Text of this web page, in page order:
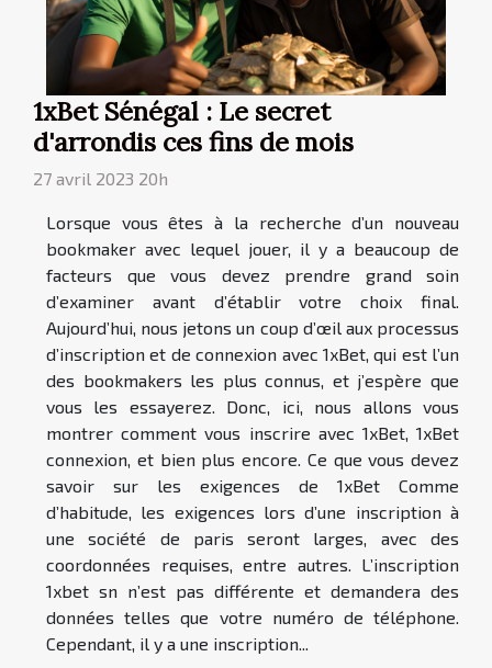
1xBet Sénégal : Le secret
d'arrondis ces fins de mois
27 avril 2023 20h
Lorsque vous êtes à la recherche d’un nouveau
bookmaker avec lequel jouer, il y a beaucoup de
facteurs que vous devez prendre grand soin
d’examiner avant d’établir votre choix final.
Aujourd’hui, nous jetons un coup d’œil aux processus
d’inscription et de connexion avec 1xBet, qui est l’un
des bookmakers les plus connus, et j’espère que
vous les essayerez. Donc, ici, nous allons vous
montrer comment vous inscrire avec 1xBet, 1xBet
connexion, et bien plus encore. Ce que vous devez
savoir sur les exigences de 1xBet Comme
d’habitude, les exigences lors d’une inscription à
une société de paris seront larges, avec des
coordonnées requises, entre autres. L’inscription
1xbet sn n’est pas différente et demandera des
données telles que votre numéro de téléphone.
Cependant, il y a une inscription...